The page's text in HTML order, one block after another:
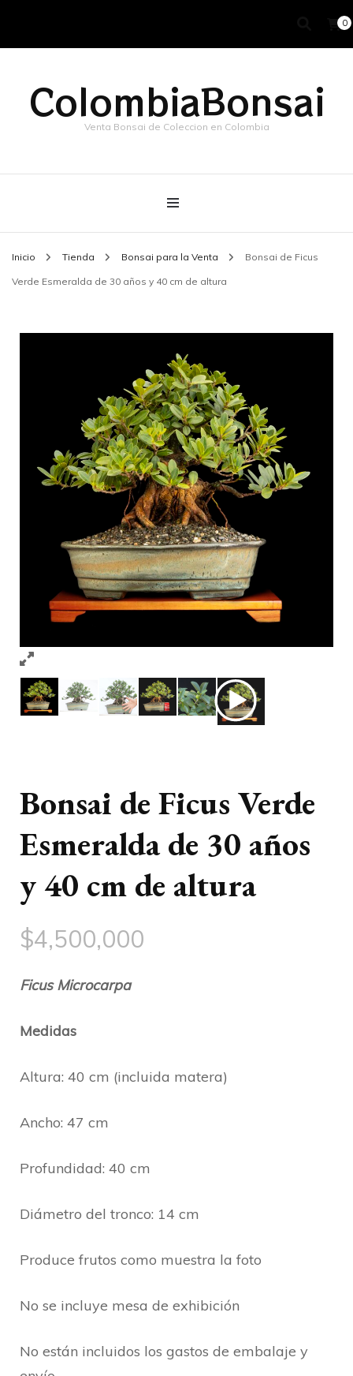
0
ColombiaBonsai
Venta Bonsai de Coleccion en Colombia
Inicio Tienda Bonsai para la Venta Bonsai de Ficus
Verde Esmeralda de 30 años y 40 cm de altura
Bonsai de Ficus Verde
Esmeralda de 30 años
y 40 cm de altura
$4,500,000
Ficus Microcarpa
Medidas
Altura: 40 cm (incluida matera)
Ancho: 47 cm
Profundidad: 40 cm
Diámetro del tronco: 14 cm
Produce frutos como muestra la foto
No se incluye mesa de exhibición
No están incluidos los gastos de embalaje y